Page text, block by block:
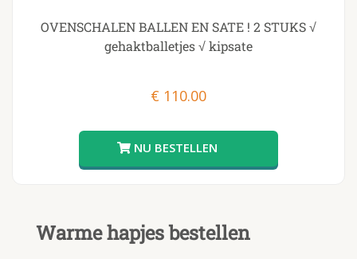
Warme hapjes bestellen
OVENSCHALEN BALLEN EN SATE ! 2 STUKS √
gehaktballetjes √ kipsate
€ 110.00